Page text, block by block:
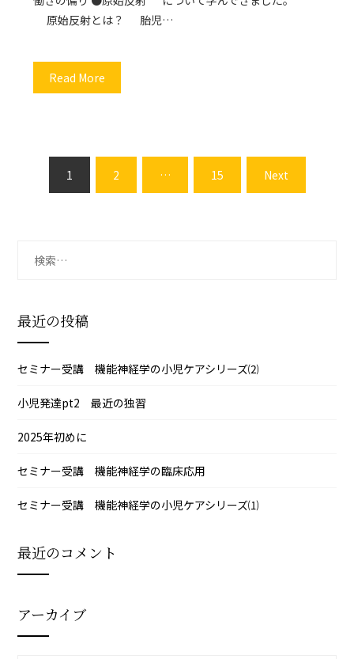
原始反射とは？ 胎児…
Read More
り
1 2 … 15 Next
最近の投稿
セミナー受講 機能神経学の小児ケアシリーズ⑵
小児発達pt2 最近の独習
2025年初めに
セミナー受講 機能神経学の臨床応用
セミナー受講 機能神経学の小児ケアシリーズ⑴
最近のコメント
アーカイブ